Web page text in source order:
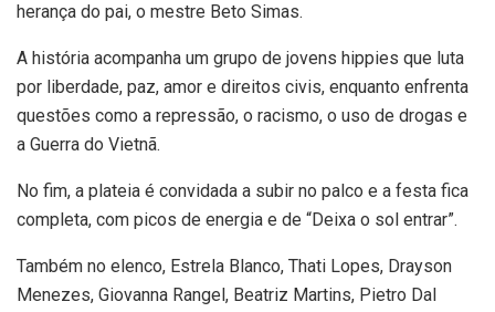
herança do pai, o mestre Beto Simas.
A história acompanha um grupo de jovens hippies que luta
por liberdade, paz, amor e direitos civis, enquanto enfrenta
questões como a repressão, o racismo, o uso de drogas e
a Guerra do Vietnã.
No fim, a plateia é convidada a subir no palco e a festa fica
completa, com picos de energia e de “Deixa o sol entrar”.
Também no elenco, Estrela Blanco, Thati Lopes, Drayson
Menezes, Giovanna Rangel, Beatriz Martins, Pietro Dal